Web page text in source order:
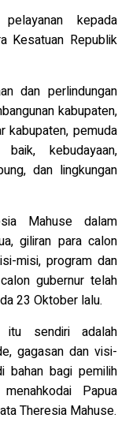
kepada
Kesatuan Republik
dan perlindungan
kabupaten,
kabupaten, pemuda
kebudayaan,
dan lingkungan
Mahuse dalam
giliran para calon
misi, program dan
gubernur telah
23 Oktober lalu.
itu sendiri adalah
gagasan dan visi-
bahan bagi pemilih
Papua
Theresia Mahuse.